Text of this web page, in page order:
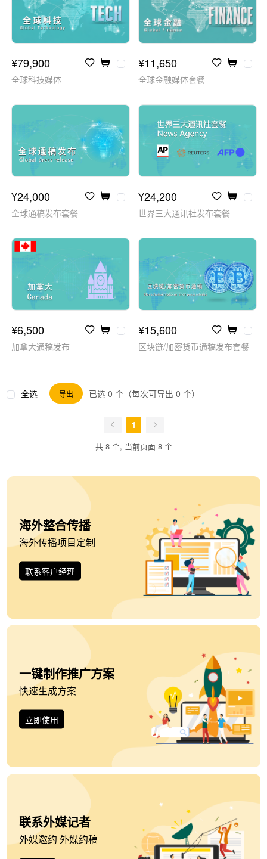
¥79,900
全球科技媒体
¥11,650
全球金融媒体套餐
¥24,000
全球通稿发布套餐
¥24,200
世界三大通讯社发布套餐
¥6,500
加拿大通稿发布
¥15,600
区块链/加密货币通稿发布套餐
全选 导出 已选 0 个（每次可导出 0 个）
1
共 8 个, 当前页面 8 个
海外整合传播
海外传播项目定制
联系客户经理
一键制作推广方案
快速生成方案
立即使用
联系外媒记者
外媒邀约 外媒约稿